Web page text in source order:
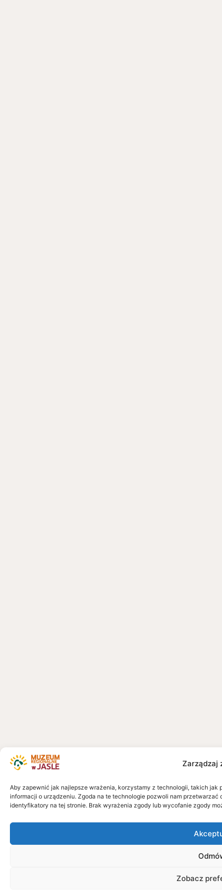
Zarządzaj
Aby zapewnić jak najlepsze wrażenia, korzystamy z technologii, takich
informacji o urządzeniu. Zgoda na te technologie pozwoli nam
identyfikatory na tej stronie. Brak wyrażenia zgody lub wycofanie zgody
Zobacz